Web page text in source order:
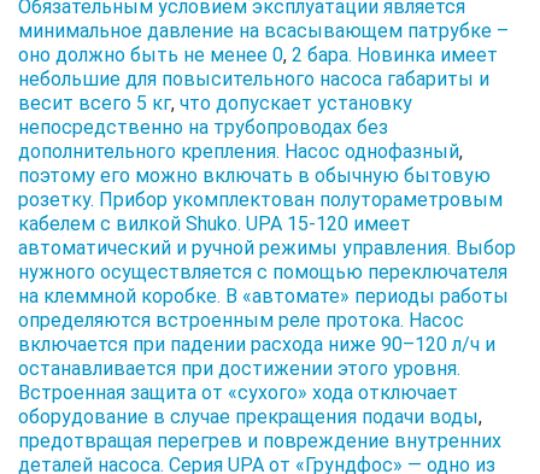
Обязательным условием эксплуатации является
минимальное давление на всасывающем патрубке –
оно должно быть не менее 0, 2 бара. Новинка имеет
небольшие для повысительного насоса габариты и
весит всего 5 кг, что допускает установку
непосредственно на трубопроводах без
дополнительного крепления. Насос однофазный,
поэтому его можно включать в обычную бытовую
розетку. Прибор укомплектован полутораметровым
кабелем с вилкой Shuko. UPA 15-120 имеет
автоматический и ручной режимы управления. Выбор
нужного осуществляется с помощью переключателя
на клеммной коробке. В «автомате» периоды работы
определяются встроенным реле протока. Насос
включается при падении расхода ниже 90–120 л/ч и
останавливается при достижении этого уровня.
Встроенная защита от «сухого» хода отключает
оборудование в случае прекращения подачи воды,
предотвращая перегрев и повреждение внутренних
деталей насоса. Серия UPA от «Грундфос» — одно из